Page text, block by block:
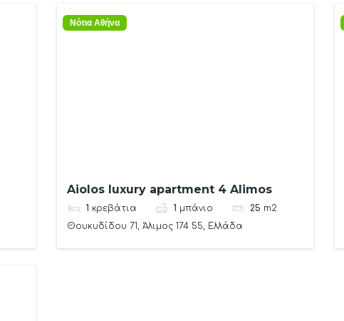
Νότια Αθήνα
Aiolos luxury apartment 4 Alimos
1 κρεβάτια 1 μπάνιο 25 m2
Θουκυδίδου 71, Άλιμος 174 55, Ελλάδα